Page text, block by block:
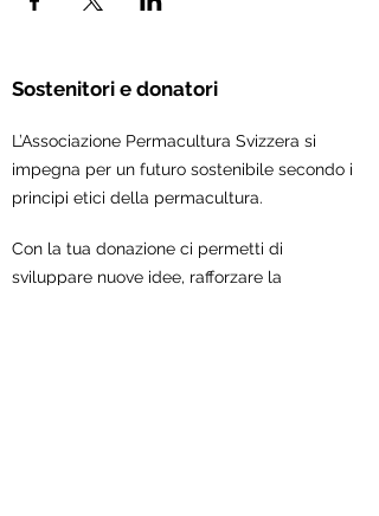
Sostenitori e donatori
L’Associazione Permacultura Svizzera si
impegna per un futuro sostenibile secondo i
principi etici della permacultura.
Con la tua donazione ci permetti di
sviluppare nuove idee, rafforzare la